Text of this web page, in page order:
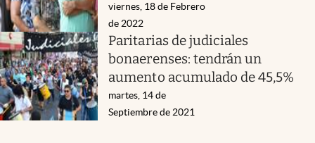
viernes, 18 de Febrero
de 2022
Paritarias de judiciales
bonaerenses: tendrán un
aumento acumulado de 45,5%
martes, 14 de
Septiembre de 2021